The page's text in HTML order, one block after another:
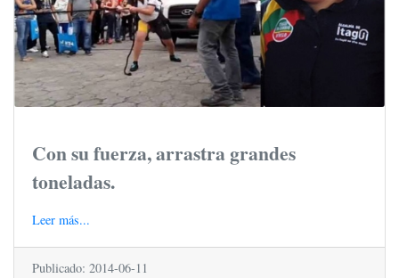
Con su fuerza, arrastra grandes
toneladas.
Leer más...
Publicado: 2014-06-11